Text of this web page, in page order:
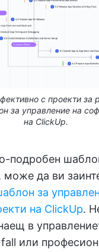
с проекти за
за управление на
на ClickUp.
подробен
да ви
за
на ClickUp.
в
или